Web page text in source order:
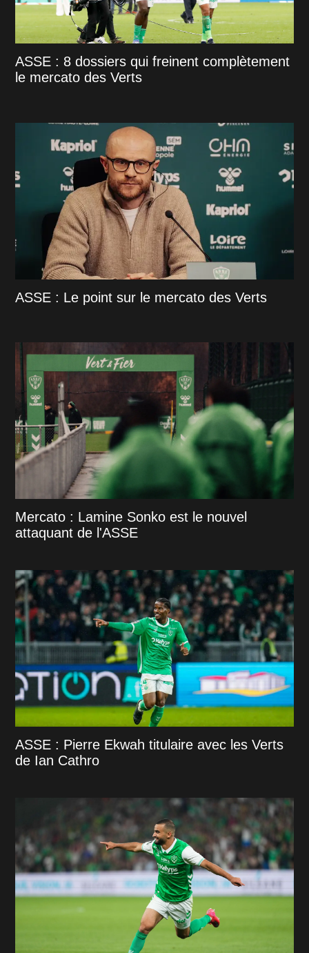
ASSE : 8 dossiers qui freinent complètement
le mercato des Verts
ASSE : Le point sur le mercato des Verts
Mercato : Lamine Sonko est le nouvel
attaquant de l'ASSE
ASSE : Pierre Ekwah titulaire avec les Verts
de Ian Cathro